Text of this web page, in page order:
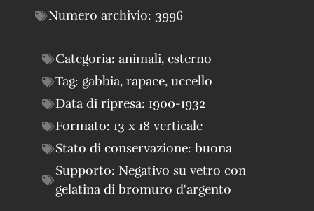
Numero archivio: 3996
Categoria: animali, esterno
Tag: gabbia, rapace, uccello
Data di ripresa: 1900-1932
Formato: 13 x 18 verticale
Stato di conservazione: buona
Supporto: Negativo su vetro con
gelatina di bromuro d'argento